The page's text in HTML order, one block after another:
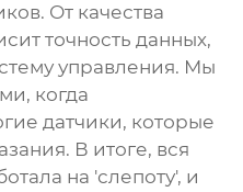
От качества
точность данных,
управления. Мы
когда
датчики, которые
В итоге, вся
на 'слепоту', и